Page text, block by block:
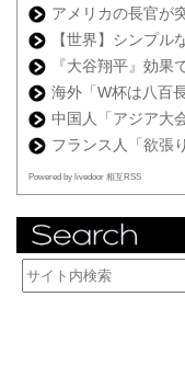
アメリカの長官が
【世界】シンプル
『大谷翔平』効果
海外「W杯は八百
中国人「アジア大
フランス人「欲張
Powered by livedoor 相互RSS